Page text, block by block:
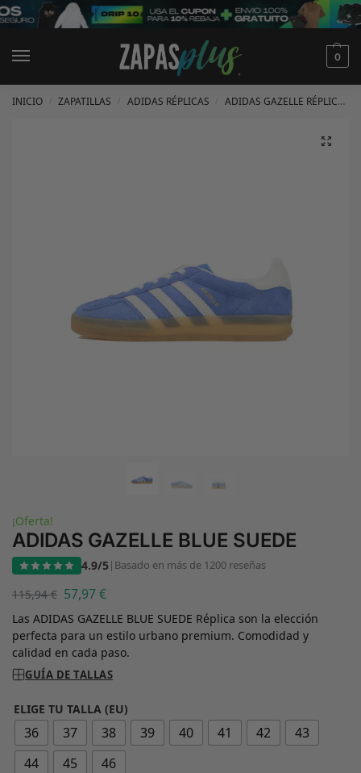
0
INICIO ZAPATILLAS ADIDAS RÉPLICAS ADIDAS GAZELLE RÉPLICAS
¡Oferta!
ADIDAS GAZELLE BLUE SUEDE
4.9/5| Basado en más de 1200 reseñas
115,94€ 57,97€
Las ADIDAS GAZELLE BLUE SUEDE Réplica son la elección
perfecta para un estilo urbano premium. Comodidad y
calidad en cada paso.
GUÍA DE TALLAS
ELIGE TU TALLA (EU)
36 37 38 39 40 41 42
43
44
45 46